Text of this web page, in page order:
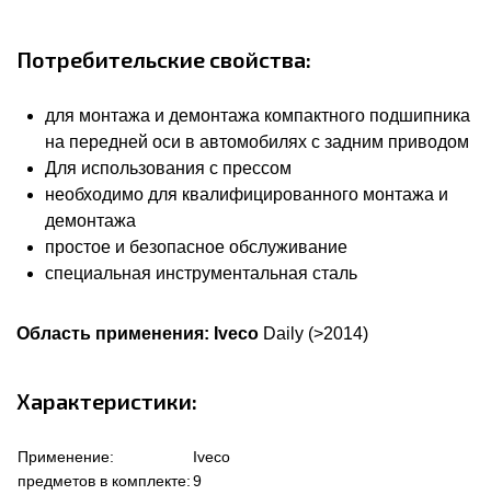
Потребительские свойства:
для монтажа и демонтажа компактного подшипника
на передней оси в автомобилях с задним приводом
Для использования с прессом
необходимо для квалифицированного монтажа и
демонтажа
простое и безопасное обслуживание
специальная инструментальная сталь
Область применения: Iveco Daily (>2014)
Характеристики:
Применение:
Iveco
предметов в комплекте:9